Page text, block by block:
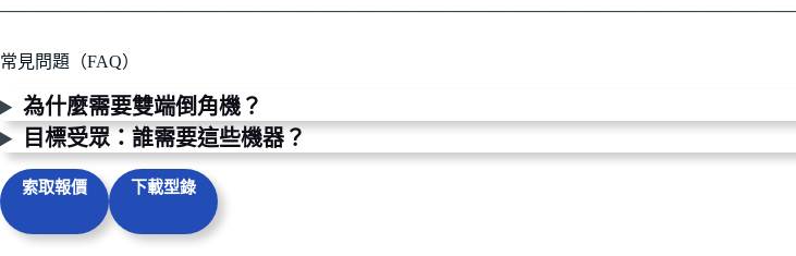
常見問題（FAQ）
為什麼需要雙端倒角機？
目標受眾：誰需要這些機器？
索取報價 下載型錄